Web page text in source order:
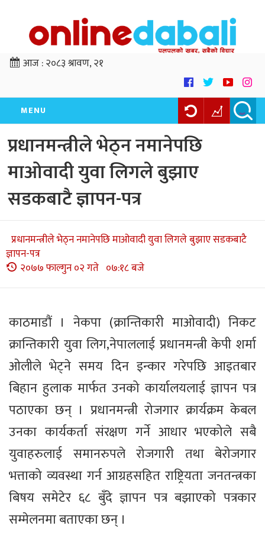
आज :२०८३ श्रावण, २१
MENU
प्रधानमन्त्रीले भेठ्न नमानेपछि
माओवादी युवा लिगले बुझाए
सडकबाटै ज्ञापन-पत्र
प्रधानमन्त्रीले भेठ्न नमानेपछि माओवादी युवा लिगले बुझाए सडकबाटै
ज्ञापन-पत्र
२०७७ फाल्गुन ०२ गते ०७:१८ बजे
काठमाडौं । नेकपा (क्रान्तिकारी माओवादी) निकट
क्रान्तिकारी युवा लिग,नेपाललाई प्रधानमन्त्री केपी शर्मा
ओलीले भेट्ने समय दिन इन्कार गरेपछि आइतबार
बिहान हुलाक मार्फत उनको कार्यालयलाई ज्ञापन पत्र
पठाएका छन् । प्रधानमन्त्री रोजगार क्रार्यक्रम केबल
उनका कार्यकर्ता संरक्षण गर्ने आधार भएकोले सबै
युवाहरुलाई समानरुपले रोजगारी तथा बेरोजगार
भत्ताको व्यवस्था गर्न आग्रहसहित राष्ट्रियता जनतन्त्रका
बिषय समेटेर ६८ बुँदे ज्ञापन पत्र बझाएको पत्रकार
सम्मेलनमा बताएका छन् ।